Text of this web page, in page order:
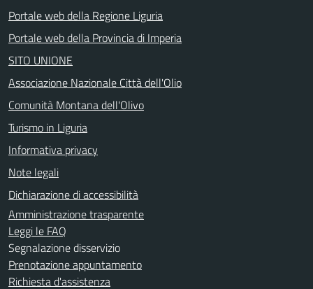
Portale web della Regione Liguria
Portale web della Provincia di Imperia
SITO UNIONE
Associazione Nazionale Città dell'Olio
Comunità Montana dell'Olivo
Turismo in Liguria
Informativa privacy
Note legali
Dichiarazione di accessibilità
Amministrazione trasparente
Leggi le FAQ
Segnalazione disservizio
Prenotazione appuntamento
Richiesta d'assistenza